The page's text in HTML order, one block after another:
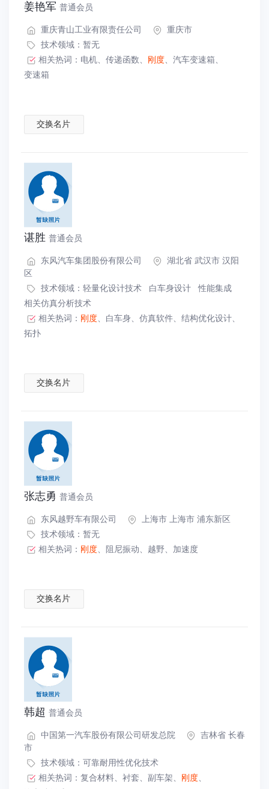
姜艳军 普通会员
重庆青山工业有限责任公司
重庆市
技术领域：暂无
相关热词： 电机、 传递函数、 刚度、 汽车变速箱、
变速箱
交换名片
谌胜 普通会员
东风汽车集团股份有限公司
湖北省 武汉市 汉阳
区
技术领域： 轻量化设计技术 白车身设计 性能集成
相关仿真分析技术
相关热词： 刚度、 白车身、 仿真软件、 结构优化设计、
拓扑
交换名片
张志勇 普通会员
东风越野车有限公司
上海市 上海市 浦东新区
技术领域：暂无
相关热词： 刚度、 阻尼振动、 越野、 加速度
交换名片
韩超 普通会员
中国第一汽车股份有限公司研发总院
吉林省 长春
市
技术领域： 可靠耐用性优化技术
相关热词： 复合材料、 衬套、 副车架、 刚度、